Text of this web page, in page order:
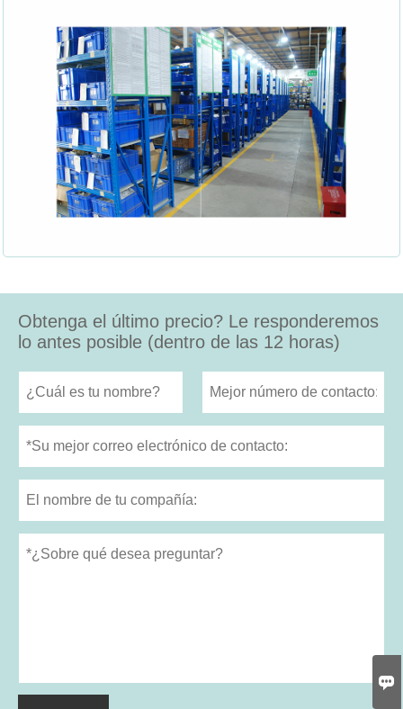
Obtenga el último precio? Le responderemos
lo antes posible (dentro de las 12 horas)
